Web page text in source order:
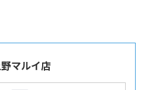
マルイ店